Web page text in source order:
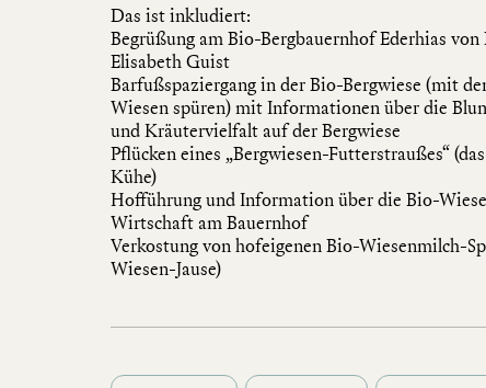
Das ist inkludiert:
Begrüßung am Bio-Bergbauernhof Ederhias
Elisabeth Guist
Barfußspaziergang in der Bio-Bergwiese (mit
Wiesen spüren) mit Informationen über die
und Kräutervielfalt auf der Bergwiese
Pflücken eines „Bergwiesen-Futterstraußes“
Kühe)
Hofführung und Information über die Bio-
Wirtschaft am Bauernhof
Verkostung von hofeigenen Bio-Wiesenmilch-
Wiesen-Jause)